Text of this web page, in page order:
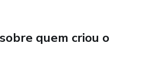
quem criou o